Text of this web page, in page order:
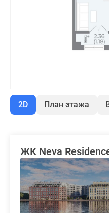
2D План этажа
ЖК Neva